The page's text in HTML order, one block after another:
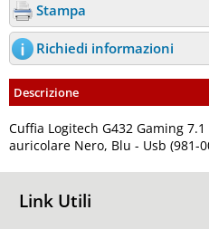
Stampa
Richiedi informazioni
Descrizione
Cuffia Logitech G432 Gaming
auricolare Nero, Blu - Usb (981-
Link Utili